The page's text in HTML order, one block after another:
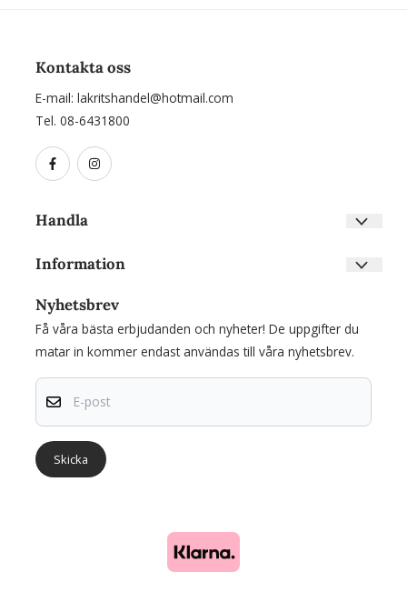
Kontakta oss
E-mail: lakritshandel@hotmail.com
Tel. 08-6431800
Handla
Kontakta oss
Skapa konto
Inloggning
Information
Nyhetsbrev
Om cookies
Nyhetsbrev
Få våra bästa erbjudanden och nyheter! De uppgifter du
matar in kommer endast användas till våra nyhetsbrev.
E-post
Skicka